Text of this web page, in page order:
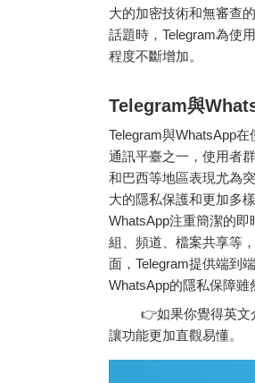
大的加密技術和無審查
話題時，Telegram為使
程度不斷增加。
Telegram與
Telegram與WhatsApp
通訊平臺之一，使用者
和巴西等地區表現尤為
大的隱私保護和更加多
WhatsApp注重簡潔的
組、頻道、檔案共享等
面，Telegram提供端到
WhatsApp的隱私保障雖
👉如果你覺得英文介
讓功能更加直觀易懂。